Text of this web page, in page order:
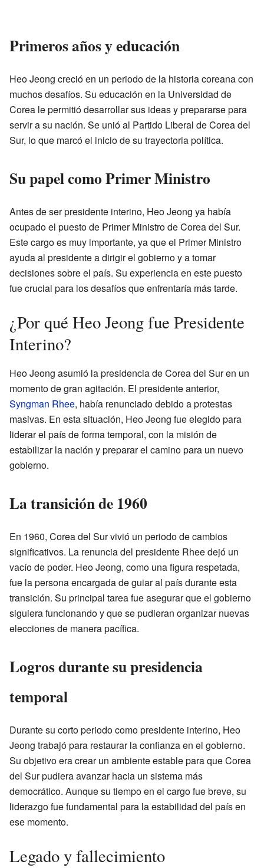
Primeros años y educación
Heo Jeong creció en un periodo de la historia coreana con
muchos desafíos. Su educación en la Universidad de
Corea le permitió desarrollar sus ideas y prepararse para
servir a su nación. Se unió al Partido Liberal de Corea del
Sur, lo que marcó el inicio de su trayectoria política.
Su papel como Primer Ministro
Antes de ser presidente interino, Heo Jeong ya había
ocupado el puesto de Primer Ministro de Corea del Sur.
Este cargo es muy importante, ya que el Primer Ministro
ayuda al presidente a dirigir el gobierno y a tomar
decisiones sobre el país. Su experiencia en este puesto
fue crucial para los desafíos que enfrentaría más tarde.
¿Por qué Heo Jeong fue Presidente
Interino?
Heo Jeong asumió la presidencia de Corea del Sur en un
momento de gran agitación. El presidente anterior,
Syngman Rhee, había renunciado debido a protestas
masivas. En esta situación, Heo Jeong fue elegido para
liderar el país de forma temporal, con la misión de
estabilizar la nación y preparar el camino para un nuevo
gobierno.
La transición de 1960
En 1960, Corea del Sur vivió un periodo de cambios
significativos. La renuncia del presidente Rhee dejó un
vacío de poder. Heo Jeong, como una figura respetada,
fue la persona encargada de guiar al país durante esta
transición. Su principal tarea fue asegurar que el gobierno
siguiera funcionando y que se pudieran organizar nuevas
elecciones de manera pacífica.
Logros durante su presidencia
temporal
Durante su corto periodo como presidente interino, Heo
Jeong trabajó para restaurar la confianza en el gobierno.
Su objetivo era crear un ambiente estable para que Corea
del Sur pudiera avanzar hacia un sistema más
democrático. Aunque su tiempo en el cargo fue breve, su
liderazgo fue fundamental para la estabilidad del país en
ese momento.
Legado y fallecimiento